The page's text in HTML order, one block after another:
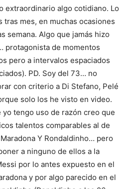
extraordinario algo cotidiano. Lo
tras mes, en muchas ocasiones
semana. Algo que jamás hizo
protagonista de momentos
pero a intervalos espaciados
PD. Soy del 73… no
con criterio a Di Stefano, Pelé
solo los he visto en video.
yo tengo uso de razón creo que
talentos comparables al de
Y Rondaldinho… pero
a ninguno de ellos a la
por lo antes expuesto en el
y por algo parecido en el